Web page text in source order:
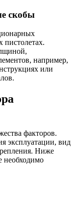
скобы
пистолетах.
например,
или
факторов.
эксплуатации, вид
Ниже
необходимо